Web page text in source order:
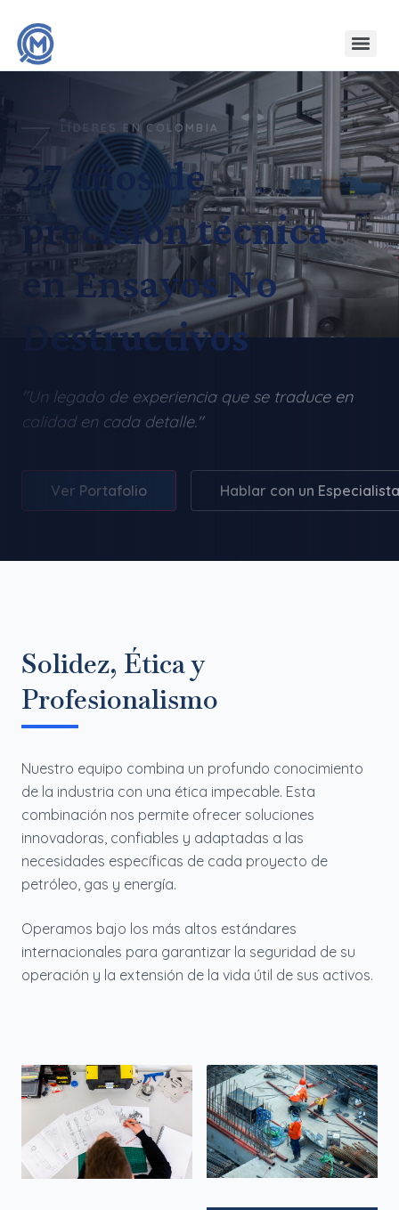
LÍDERES EN COLOMBIA
27 años de
precisión técnica
en Ensayos No
Destructivos
"Un legado de experiencia que se traduce en
calidad en cada detalle."
Ver Portafolio Hablar con un Especialista
Solidez, Ética y
Profesionalismo
Nuestro equipo combina un profundo conocimiento
de la industria con una ética impecable. Esta
combinación nos permite ofrecer soluciones
innovadoras, confiables y adaptadas a las
necesidades específicas de cada proyecto de
petróleo, gas y energía.
Operamos bajo los más altos estándares
internacionales para garantizar la seguridad de su
operación y la extensión de la vida útil de sus activos.